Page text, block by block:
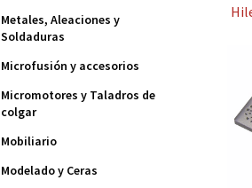
Metales, Aleaciones y
Soldaduras
Microfusión y accesorios
Micromotores y Taladros de
colgar
Mobiliario
Modelado y Ceras